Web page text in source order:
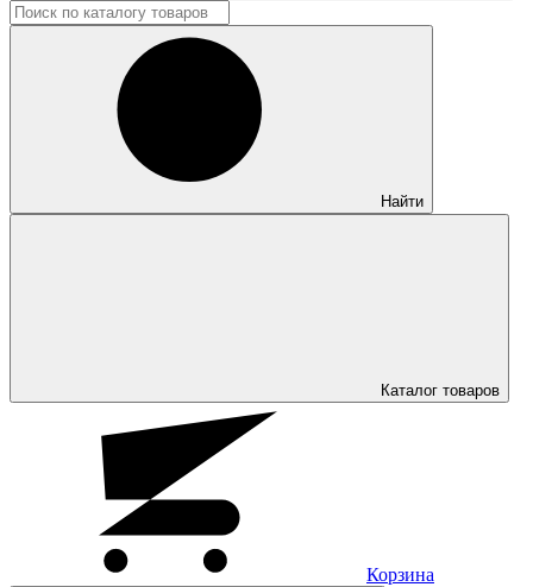
Найти
Каталог товаров
Корзина